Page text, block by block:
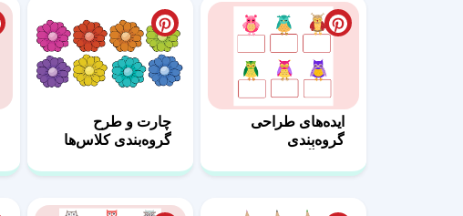
ایده‌های طراحی
گروه‌بندی
چارت و طرح
گروه‌بندی کلاس‌ها